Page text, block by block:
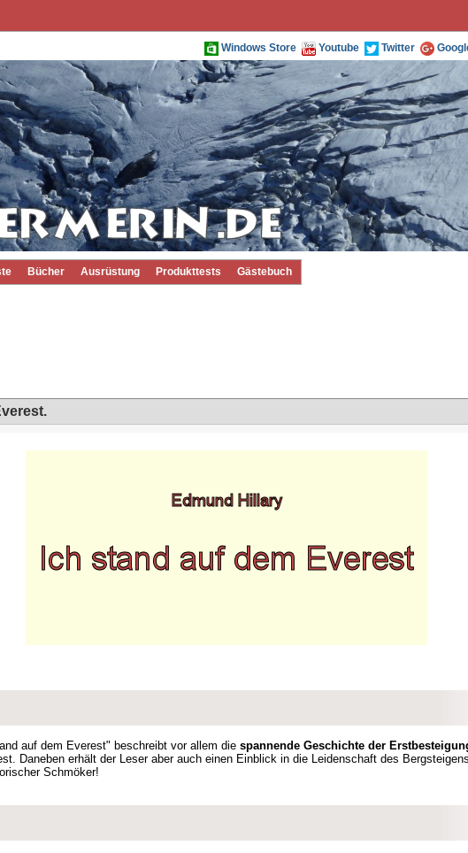
Windows Store Youtube Twitter
Bücher Ausrüstung Produkttests Gästebuch
auf dem Everest" beschreibt vor allem die spannende Geschichte der
Daneben erhält der Leser aber auch einen Einblick in die Leidenschaft des
Schmöker!